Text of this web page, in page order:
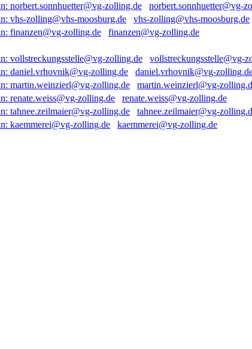
norbert.sonnhuetter@vg-
vhs-zolling@vhs-moosburg.de
finanzen@vg-zolling.de
vollstreckungsstelle@vg-
daniel.vrhovnik@vg-
martin.weinzierl@vg-
renate.weiss@vg-zolling.de
tahnee.zeilmaier@vg-
kaemmerei@vg-zolling.de